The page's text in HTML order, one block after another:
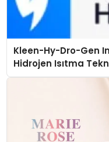
Kleen-Hy-Dro-Gen
Hidrojen Isıtma
Düzenleyici